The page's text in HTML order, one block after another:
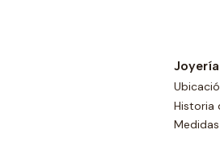
Joyería
Historia